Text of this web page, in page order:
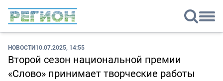
НОВОСТИ10.07.2025, 14:55
Второй сезон национальной премии
«Слово» принимает творческие работы